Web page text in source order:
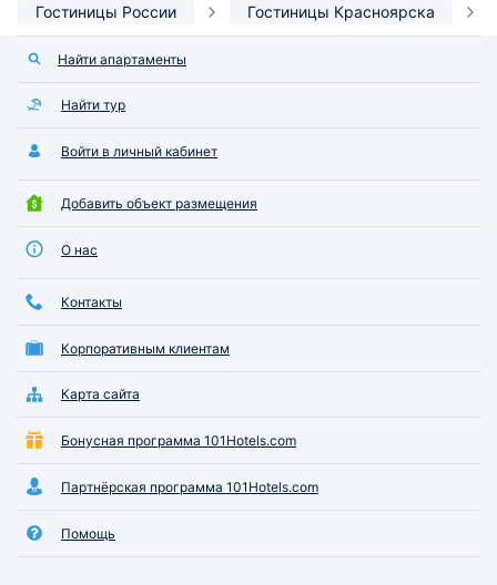
Гостиницы России Гостиницы Красноярска
Найти апартаменты
Найти тур
Войти в личный кабинет
Добавить объект размещения
О нас
Контакты
Корпоративным клиентам
Карта сайта
Бонусная программа 101Hotels.com
Партнёрская программа 101Hotels.com
Помощь